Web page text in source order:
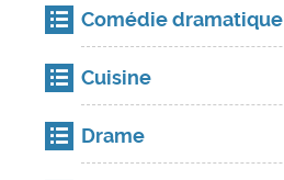
Comédie dramatique
Cuisine
Drame